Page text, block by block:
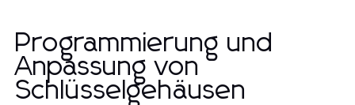
Programmierung und
Anpassung von
Schlüsselgehäusen